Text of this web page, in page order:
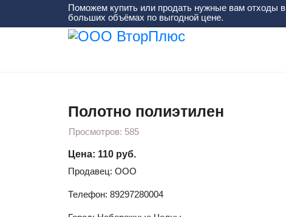
Поможем купить или продать нужные вам отходы в
больших объёмах по выгодной цене.
Полотно полиэтилен
Просмотров: 585
Цена: 110 руб.
Продавец: ООО
Телефон: 89297280004